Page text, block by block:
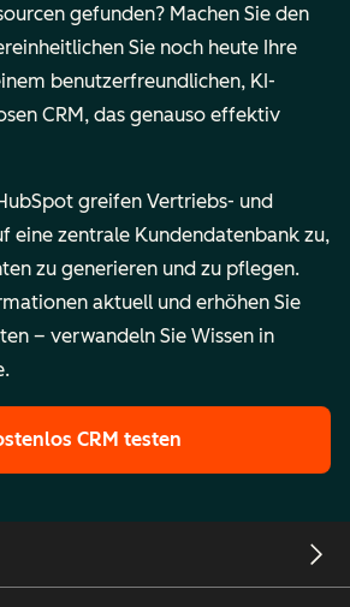
gefunden? Machen Sie den
Sie noch heute Ihre
benutzerfreundlichen, KI-
CRM, das genauso effektiv
greifen Vertriebs- und
eine zentrale Kundendatenbank zu,
zu generieren und zu pflegen.
aktuell und erhöhen Sie
– verwandeln Sie Wissen in
CRM testen